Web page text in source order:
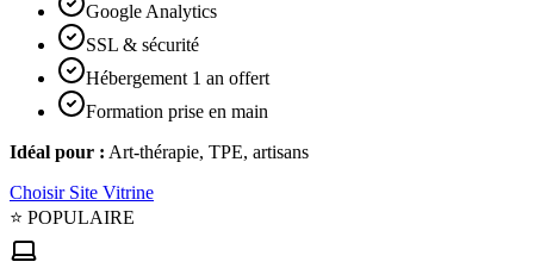
Google Analytics
SSL & sécurité
Hébergement 1 an offert
Formation prise en main
Idéal pour : Art-thérapie, TPE, artisans
Choisir Site Vitrine
⭐ POPULAIRE